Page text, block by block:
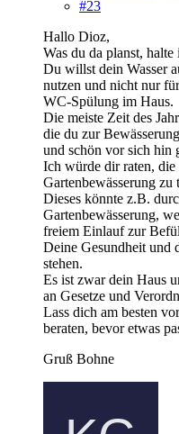
#23
Hallo Dioz,
Was du da planst,
Du willst dein Wasser
nutzen und nicht nur
WC-Spülung im Haus.
Die meiste Zeit des
die du zur
und schön vor sich hin
Ich würde dir raten, die
Gartenbewässerung zu
Dieses könnte z.B.
Gartenbewässerung,
freiem Einlauf zur
Deine Gesundheit und
stehen.
Es ist zwar dein Haus
an Gesetze und
Lass dich am besten
beraten, bevor etwas
Gruß Bohne